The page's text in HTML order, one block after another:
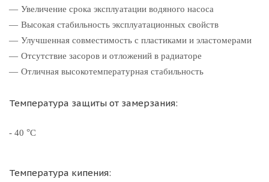
Увеличение срока эксплуатации водяного насоса
Высокая стабильность эксплуатационных свойств
Улучшенная совместимость с пластиками и эластомерами
Отсутствие засоров и отложений в радиаторе
Отличная высокотемпературная стабильность
Температура защиты от замерзания:
- 40 °С
Температура кипения: